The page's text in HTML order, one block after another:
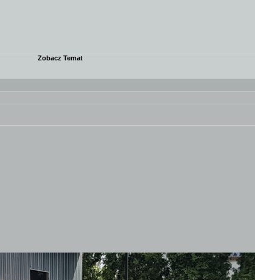
Zobacz Temat